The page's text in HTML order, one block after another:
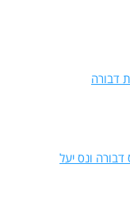
דבורה
ונס יעל